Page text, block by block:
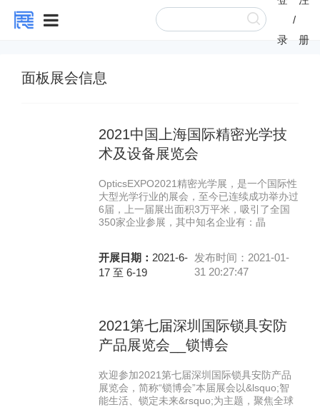
录
/
册
面板展会信息
2021中国上海国际精密光学技
术及设备展览会
OpticsEXPO2021精密光学展，是一个国际性
大型光学行业的展会，至今已连续成功举办过
6届，上一届展出面积3万平米，吸引了全国
350家企业参展，其中知名企业有：晶
开展日期： 2021-6-
17 至 6-19
发布时间：2021-01-
31 20:27:47
2021第七届深圳国际锁具安防
产品展览会__锁博会
欢迎参加2021第七届深圳国际锁具安防产品
展览会，简称“锁博会”本届展会以&lsquo;智
能生活、锁定未来&rsquo;为主题，聚焦全球